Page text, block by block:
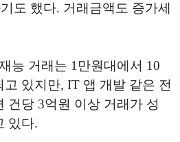
도 했다. 거래금액도 증가세
능 거래는 1만원대에서 10
있지만, IT 앱 개발 같은 전
건당 3억원 이상 거래가 성
있다.